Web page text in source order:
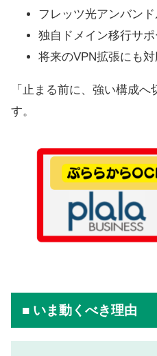
フレッツ光アンバン
独自ドメイン移行サポ
将来のVPN拡張にも
「止まる前に、強い構成
す。
■ いま動くべき理由